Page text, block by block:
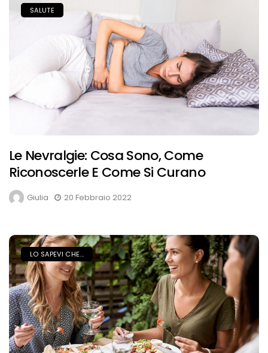
SALUTE
Le Nevralgie: Cosa Sono, Come
Riconoscerle E Come Si Curano
Giulia 20 Febbraio 2022
LO SAPEVI CHE...